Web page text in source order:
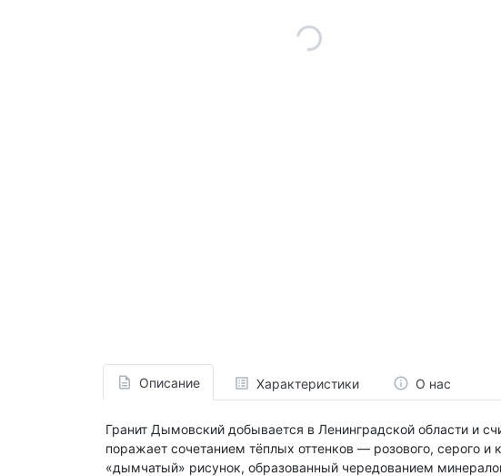
Описание Характеристики О нас
Гранит Дымовский добывается в Ленинградской области и
поражает сочетанием тёплых оттенков — розового, серого
«дымчатый» рисунок, образованный чередованием